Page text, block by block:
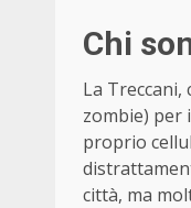
Chi
La Treccani,
zombie) per
proprio
città, ma